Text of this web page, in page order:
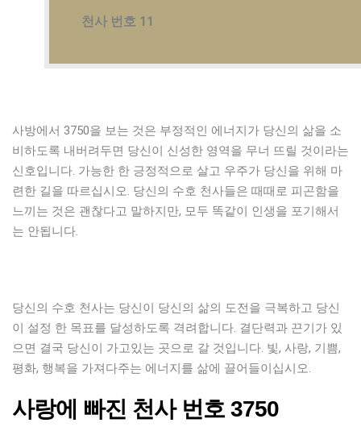
천사 번호 11
사방에서 3750을 보는 것은 부정적인 에너지가 당신의 삶을 소
비하도록 내버려두면 당신이 신성한 영역을 무너 뜨릴 것이라는
신호입니다. 가능한 한 긍정적으로 살고 우주가 당신을 위해 마
련한 길을 따르십시오. 당신의 수호 천사들은 때때로 피곤함을
느끼는 것은 괜찮다고 말하지만, 모두 똑같이 인생을 포기해서
는 안됩니다.
당신의 수호 천사는 당신이 당신의 삶의 도전을 극복하고 당신
이 설정 한 목표를 달성하도록 격려합니다. 결단력과 끈기가 있
으면 결국 당신이 가고있는 곳으로 갈 것입니다. 빛, 사랑, 기쁨,
평화, 행복을 가져다주는 에너지를 삶에 끌어들이십시오.
사랑에 빠진 천사 번호 3750